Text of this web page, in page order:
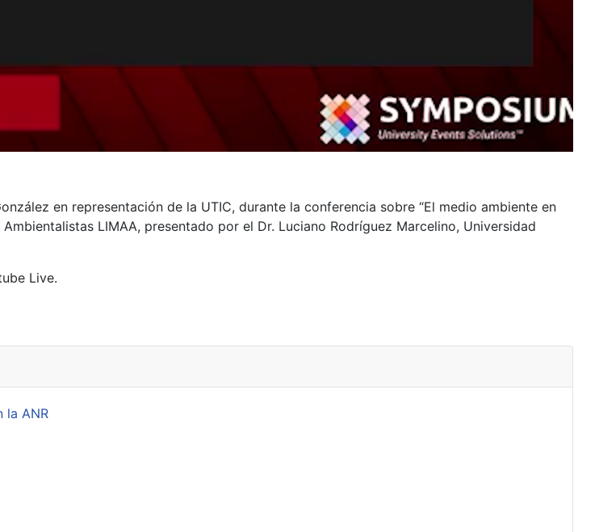
en representación de la UTIC, durante la conferencia sobre “El medio ambiente en
LIMAA, presentado por el Dr. Luciano Rodríguez Marcelino, Universidad
Live.
la ANR